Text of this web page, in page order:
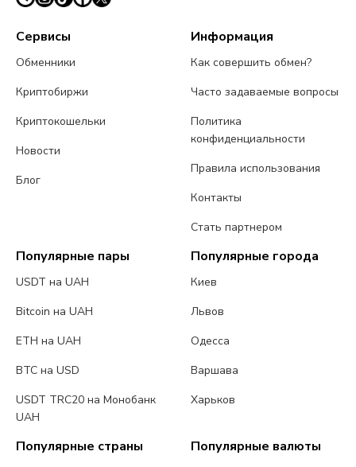
Сервисы
Обменники
Криптобиржи
Криптокошельки
Новости
Блог
Информация
Как совершить обмен?
Часто задаваемые вопросы
Политика
конфиденциальности
Правила использования
Контакты
Стать партнером
Популярные пары
USDT на UAH
Bitcoin на UAH
ETH на UAH
BTC на USD
USDT TRC20 на Монобанк
UAH
Популярные города
Киев
Львов
Одесса
Варшава
Харьков
Популярные страны Популярные валюты